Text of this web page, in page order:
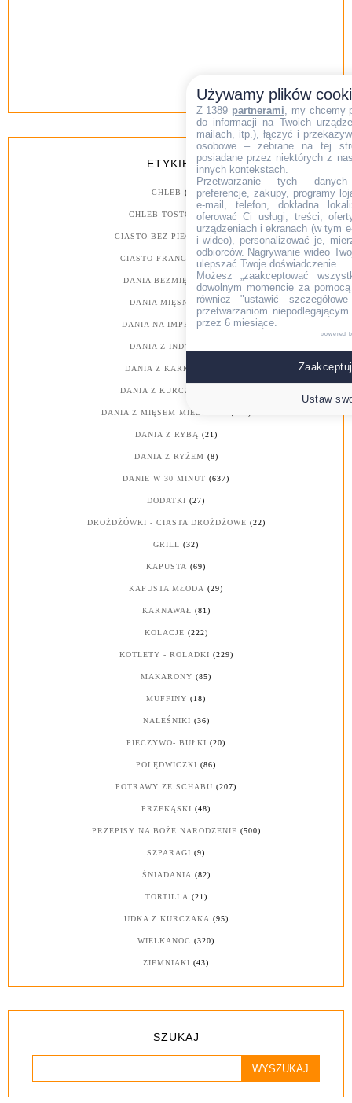
ETYKIETY
CHLEB (26)
CHLEB TOSTOWY (18)
CIASTO BEZ PIECZENIA (53)
CIASTO FRANCUSKIE (30)
DANIA BEZMIĘSNE (173)
DANIA MIĘSNE (1214)
DANIA NA IMPREZY (487)
DANIA Z INDYKA
DANIA Z KARKÓWKI
DANIA Z KURCZAKA
DANIA Z MIĘSEM MIELONYM
DANIA Z RYBĄ (21)
DANIA Z RYŻEM (8)
DANIE W 30 MINUT (637)
DODATKI (27)
DROŻDŻÓWKI - CIASTA DROŻDŻOWE (22)
GRILL (32)
KAPUSTA (69)
KAPUSTA MŁODA (29)
KARNAWAŁ (81)
KOLACJE (222)
KOTLETY - ROLADKI (229)
MAKARONY (85)
MUFFINY (18)
NALEŚNIKI (36)
PIECZYWO- BUŁKI (20)
POLĘDWICZKI (86)
POTRAWY ZE SCHABU (207)
PRZEKĄSKI (48)
PRZEPISY NA BOŻE NARODZENIE (500)
SZPARAGI (9)
ŚNIADANIA (82)
TORTILLA (21)
UDKA Z KURCZAKA (95)
WIELKANOC (320)
ZIEMNIAKI (43)
SZUKAJ
Używamy plików
Z 1389 partnerami , my chcemy
do informacji na Twoich
mailach, itp.), łączyć i
osobowe – zebrane na tej
posiadane przez niektórych z
innych kontekstach.
Przetwarzanie tych danych
preferencje, zakupy, programy
e-mail, telefon, dokładna
oferować Ci usługi, treści,
urządzeniach i ekranach (w tym
i wideo), personalizować je,
odbiorców. Nagrywanie wideo
ulepszać Twoje doświadczenie.
Możesz „zaakceptować
dowolnym momencie za
również "ustawić
przetwarzaniom
przez 6 miesiące.
powered
Ustaw